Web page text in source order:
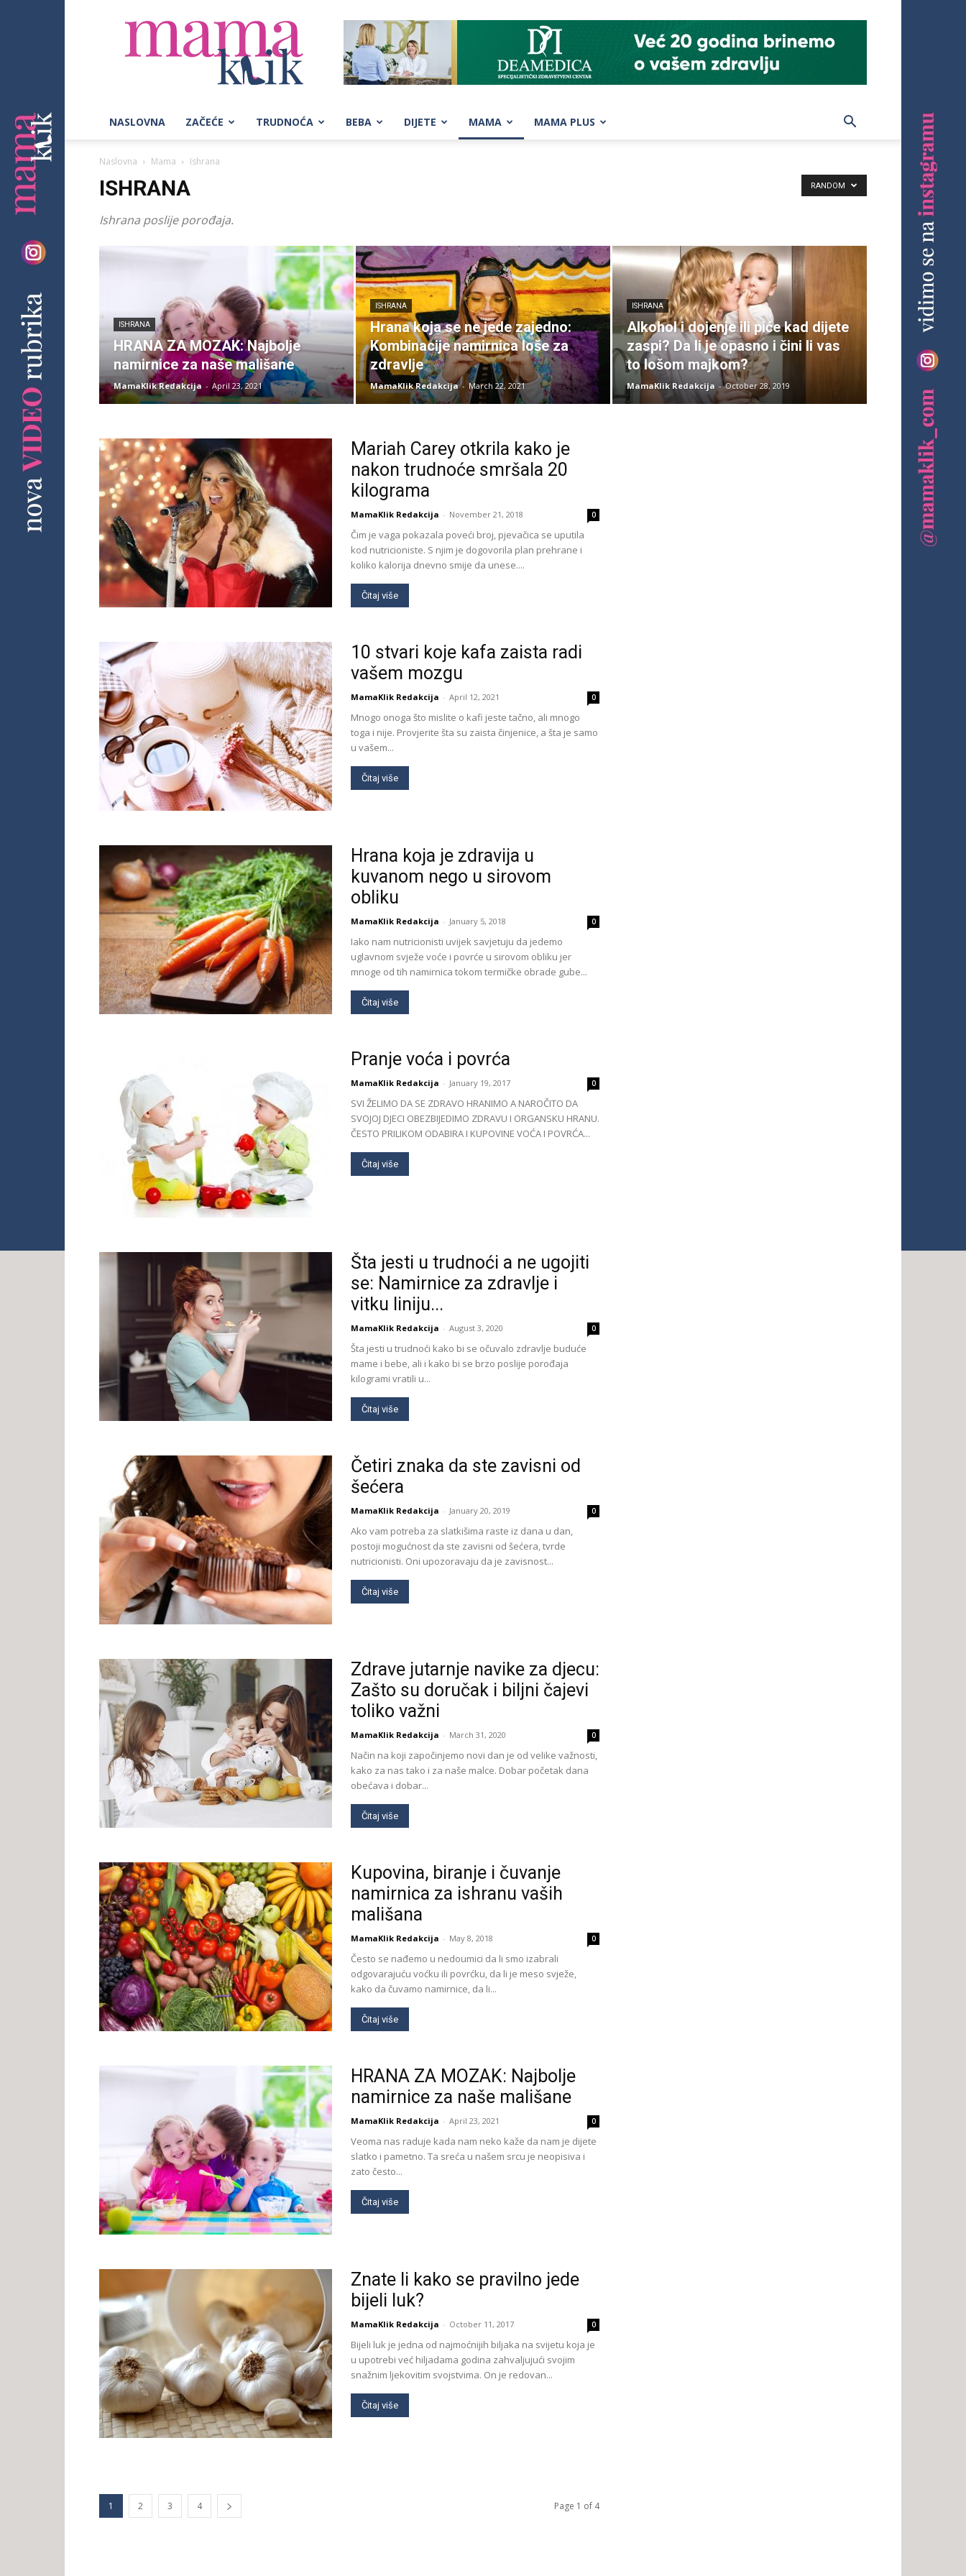
Mama
NASLOVNA ZAČEĆE TRUDNOĆA BEBA DIJETE MAMA MAMA PLUS
Naslovna Mama Ishrana
ISHRANA
Ishrana poslije porođaja.
RANDOM
ISHRANA
HRANA ZA MOZAK: Najbolje
namirnice za naše mališane
MamaKlik Redakcija - April 23, 2021
ISHRANA
Hrana koja se ne jede zajedno:
Kombinacije namirnica loše za
zdravlje
MamaKlik Redakcija - March 22, 2021
ISHRANA
Alkohol i dojenje ili piće kad dijete
zaspi? Da li je opasno i čini li vas
to lošom majkom?
MamaKlik Redakcija - October 28, 2019
Mariah Carey otkrila kako je
nakon trudnoće smršala 20
kilograma
MamaKlik Redakcija - November 21, 2018 0
Čim je vaga pokazala poveći broj, pjevačica se uputila
kod nutricioniste. S njim je dogovorila plan prehrane i
koliko kalorija dnevno smije da unese....
Čitaj više
10 stvari koje kafa zaista radi
vašem mozgu
MamaKlik Redakcija - April 12, 2021 0
Mnogo onoga što mislite o kafi jeste tačno, ali mnogo
toga i nije. Provjerite šta su zaista činjenice, a šta je samo
u vašem...
Čitaj više
Hrana koja je zdravija u
kuvanom nego u sirovom
obliku
MamaKlik Redakcija - January 5, 2018 0
Iako nam nutricionisti uvijek savjetuju da jedemo
uglavnom svježe voće i povrće u sirovom obliku jer
mnoge od tih namirnica tokom termičke obrade gube...
Čitaj više
Pranje voća i povrća
MamaKlik Redakcija - January 19, 2017 0
SVI ŽELIMO DA SE ZDRAVO HRANIMO A NAROČITO DA
SVOJOJ DJECI OBEZBIJEDIMO ZDRAVU I ORGANSKU HRANU.
ČESTO PRILIKOM ODABIRA I KUPOVINE VOĆA I POVRĆA...
Čitaj više
Šta jesti u trudnoći a ne ugojiti
se: Namirnice za zdravlje i
vitku liniju...
MamaKlik Redakcija - August 3, 2020 0
Šta jesti u trudnoći kako bi se očuvalo zdravlje buduće
mame i bebe, ali i kako bi se brzo poslije porođaja
kilogrami vratili u...
Čitaj više
Četiri znaka da ste zavisni od
šećera
MamaKlik Redakcija - January 20, 2019 0
Ako vam potreba za slatkišima raste iz dana u dan,
postoji mogućnost da ste zavisni od šećera, tvrde
nutricionisti. Oni upozoravaju da je zavisnost...
Čitaj više
Zdrave jutarnje navike za djecu:
Zašto su doručak i biljni čajevi
toliko važni
MamaKlik Redakcija - March 31, 2020 0
Način na koji započinjemo novi dan je od velike važnosti,
kako za nas tako i za naše malce. Dobar početak dana
obećava i dobar...
Čitaj više
Kupovina, biranje i čuvanje
namirnica za ishranu vaših
mališana
MamaKlik Redakcija - May 8, 2018 0
Često se nađemo u nedoumici da li smo izabrali
odgovarajuću voćku ili povrćku, da li je meso svježe,
kako da čuvamo namirnice, da li...
Čitaj više
HRANA ZA MOZAK: Najbolje
namirnice za naše mališane
MamaKlik Redakcija - April 23, 2021 0
Veoma nas raduje kada nam neko kaže da nam je dijete
slatko i pametno. Ta sreća u našem srcu je neopisiva i
zato često...
Čitaj više
Znate li kako se pravilno jede
bijeli luk?
MamaKlik Redakcija - October 11, 2017 0
Bijeli luk je jedna od najmoćnijih biljaka na svijetu koja je
u upotrebi već hiljadama godina zahvaljujući svojim
snažnim ljekovitim svojstvima. On je redovan...
Čitaj više
1 2 3 4 Page 1 of 4